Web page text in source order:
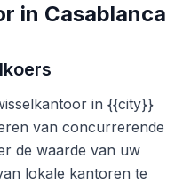
in Casablanca
in {{city}}
van concurrerende
de waarde van uw
lokale kantoren te